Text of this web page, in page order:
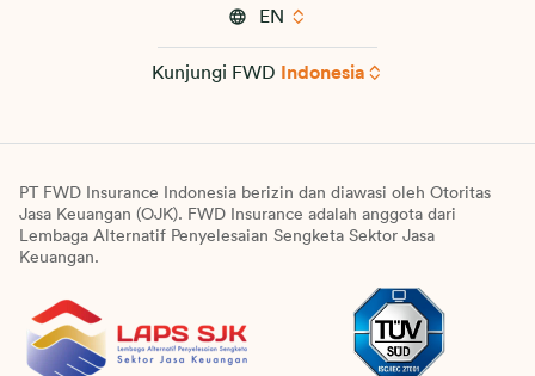
EN
Kunjungi FWD Indonesia
PT FWD Insurance Indonesia berizin dan diawasi oleh Otoritas
Jasa Keuangan (OJK). FWD Insurance adalah anggota dari
Lembaga Alternatif Penyelesaian Sengketa Sektor Jasa
Keuangan.